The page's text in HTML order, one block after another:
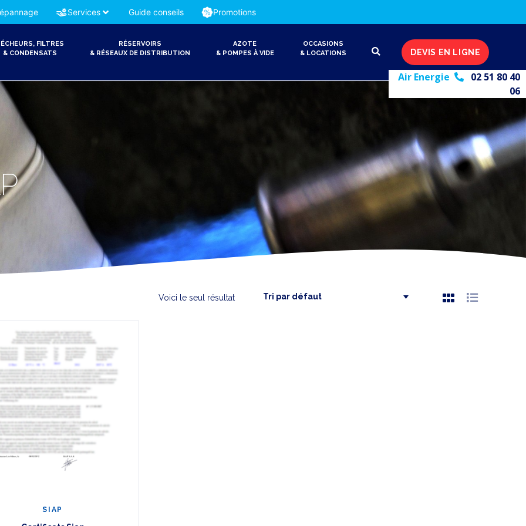
Services Guide conseils Promotions
FILTRES
& CONDENSATS
RÉSERVOIRS
& RÉSEAUX DE DISTRIBUTION
AZOTE
& POMPES À VIDE
OCCASIONS
& LOCATIONS
DEVIS EN LIGNE
Air Energie
02 51 80 40
06
Voici le seul résultat
SIAP